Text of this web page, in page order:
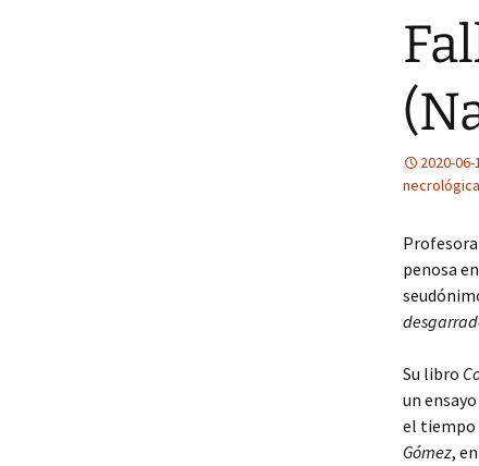
2020-06-
necrológica
penosa
Su libro
un
el tiempo
Gómez,